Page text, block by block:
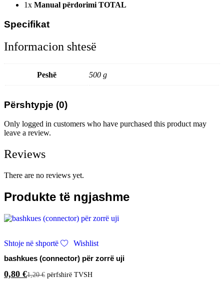
1x Manual përdorimi TOTAL
Specifikat
Informacion shtesë
Peshë 500 g
Përshtypje (0)
Only logged in customers who have purchased this product may
leave a review.
Reviews
There are no reviews yet.
Produkte të ngjashme
Shtoje në shportë
Wishlist
bashkues (connector) për zorrë uji
0,80 €1,20€ përfshirë TVSH